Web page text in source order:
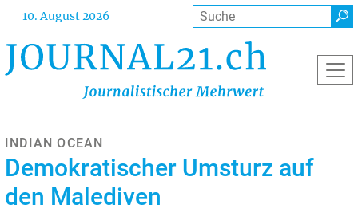
Direkt
Inhalt
10. August 2026 Suche
INDIAN OCEAN
Demokratischer Umsturz auf
den Malediven